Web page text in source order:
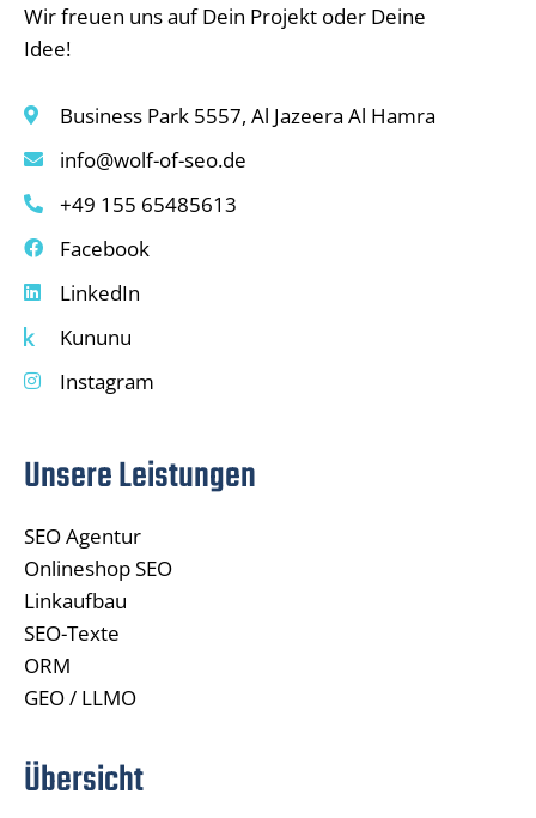
Wir freuen uns auf Dein Projekt oder Deine
Idee!
Business Park 5557, Al Jazeera Al Hamra
info@wolf-of-seo.de
+49 155 65485613
Facebook
LinkedIn
Kununu
Instagram
Unsere Leistungen
SEO Agentur
Onlineshop SEO
Linkaufbau
SEO-Texte
ORM
GEO / LLMO
Übersicht